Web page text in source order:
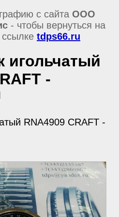
с сайта ООО
- чтобы вернуться на
ссылке tdps66.ru
игольчатый
-
RNA4909 CRAFT -